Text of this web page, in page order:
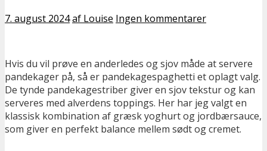
7. august 2024af Louise Ingen kommentarer
Hvis du vil prøve en anderledes og sjov måde at servere
pandekager på, så er pandekagespaghetti et oplagt valg.
De tynde pandekagestriber giver en sjov tekstur og kan
serveres med alverdens toppings. Her har jeg valgt en
klassisk kombination af græsk yoghurt og jordbærsauce,
som giver en perfekt balance mellem sødt og cremet.